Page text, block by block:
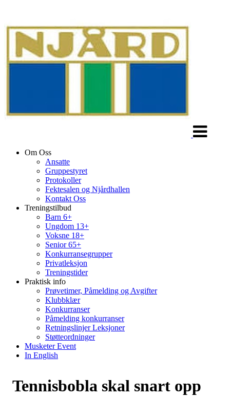
Om Oss
Ansatte
Gruppestyret
Protokoller
Fektesalen og Njårdhallen
Kontakt Oss
Treningstilbud
Barn 6+
Ungdom 13+
Voksne 18+
Senior 65+
Konkurransegrupper
Privatleksjon
Treningstider
Praktisk info
Prøvetimer, Påmelding og Avgifter
Klubbklær
Konkurranser
Påmelding konkurranser
Retningslinjer Leksjoner
Støtteordninger
Musketer Event
In English
Tennisbobla skal snart opp